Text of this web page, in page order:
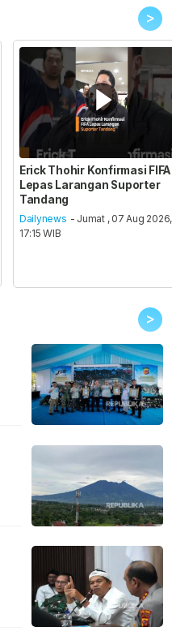
>
Erick Thohir Konfirmasi FIFA
Lepas Larangan Suporter
Tandang
Dailynews - Jumat , 07 Aug 2026,
17:15 WIB
>